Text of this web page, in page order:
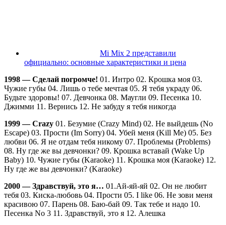
Mi Mix 2 представили
официально: основные характеристики и цена
1998 — Сделай погромче! 01. Интро 02. Крошка моя 03.
Чужие губы 04. Лишь о тебе мечтая 05. Я тебя украду 06.
Будьте здоровы! 07. Девчонка 08. Маугли 09. Песенка 10.
Джимми 11. Вернись 12. Не забуду я тебя никогда
1999 — Crazy 01. Безумие (Crazy Mind) 02. Не выйдешь (No
Escape) 03. Прости (Im Sorry) 04. Убей меня (Kill Me) 05. Без
любви 06. Я не отдам тебя никому 07. Проблемы (Problems)
08. Ну где же вы девчонки? 09. Крошка вставай (Wake Up
Baby) 10. Чужие губы (Karaoke) 11. Крошка моя (Karaoke) 12.
Ну где же вы девчонки? (Karaoke)
2000 — Здравствуй, это я… 01.Ай-яй-яй 02. Он не любит
тебя 03. Киска-любовь 04. Прости 05. I like 06. Не зови меня
красивою 07. Парень 08. Баю-бай 09. Так тебе и надо 10.
Песенка No 3 11. Здравствуй, это я 12. Алешка